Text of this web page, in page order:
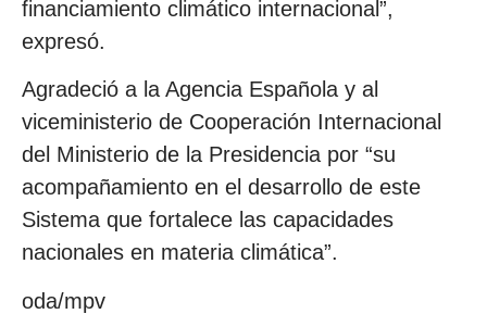
financiamiento climático internacional”,
expresó.
Agradeció a la Agencia Española y al
viceministerio de Cooperación Internacional
del Ministerio de la Presidencia por “su
acompañamiento en el desarrollo de este
Sistema que fortalece las capacidades
nacionales en materia climática”.
oda/mpv